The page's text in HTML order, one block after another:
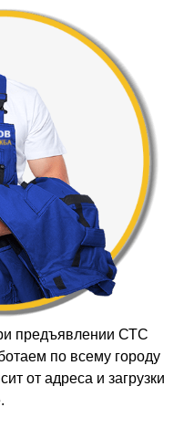
предъявлении СТС
по всему городу
от адреса и загрузки